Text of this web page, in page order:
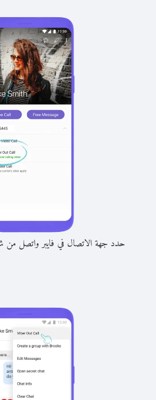
حدد جهة الاتصال في فايبر واتصل من